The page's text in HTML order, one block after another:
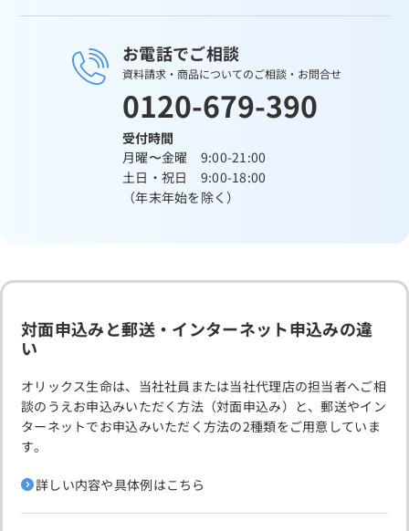
お電話でご相談
資料請求・商品についてのご相談・お問合せ
0120-679-390
受付時間
月曜〜金曜 9:00-21:00
土日・祝日 9:00-18:00
（年末年始を除く）
対面申込みと郵送・インターネット申込みの違
い
オリックス生命は、当社社員または当社代理店の担当者へご相
談のうえお申込みいただく方法（対面申込み）と、郵送やイン
ターネットでお申込みいただく方法の2種類をご用意していま
す。
詳しい内容や具体例はこちら